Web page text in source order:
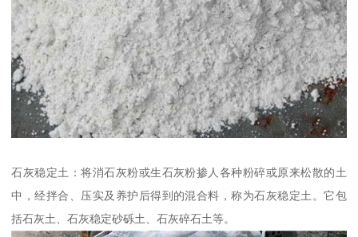
石灰稳定土：将消石灰粉或生石灰粉掺人各种粉碎或原来松散的土
中，经拌合、压实及养护后得到的混合料，称为石灰稳定土。它包
括石灰土、石灰稳定砂砾土、石灰碎石土等。